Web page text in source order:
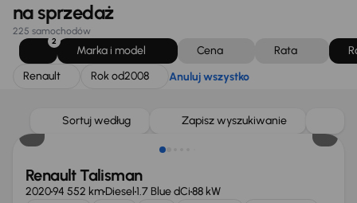
na sprzedaż
225 samochodów
2
Marka i model Cena Rata
Renault
Rok od2008 Anuluj wszystko
Sortuj według Zapisz wyszukiwanie
Renault Talisman
202094 552 kmDiesel1.7 Blue dCi88 kW